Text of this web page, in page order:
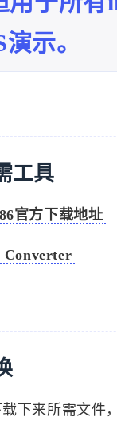
示。
工具
官方下载地址
下来所需文件